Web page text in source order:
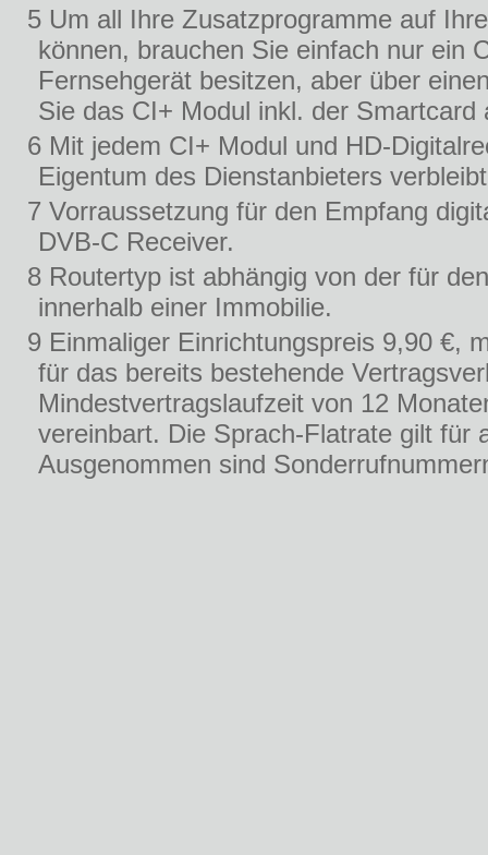
5 Um all Ihre Zusatzprogramme auf
können, brauchen Sie einfach nur ein
Fernsehgerät besitzen, aber über
Sie das CI+ Modul inkl. der Smartcard
6 Mit jedem CI+ Modul und HD-
Eigentum des Dienstanbieters
7 Vorraussetzung für den Empfang
DVB-C Receiver.
8 Routertyp ist abhängig von der für
innerhalb einer Immobilie.
9 Einmaliger Einrichtungspreis 9,90 €,
für das bereits bestehende
Mindestvertragslaufzeit von 12
vereinbart. Die Sprach-Flatrate gilt für
Ausgenommen sind